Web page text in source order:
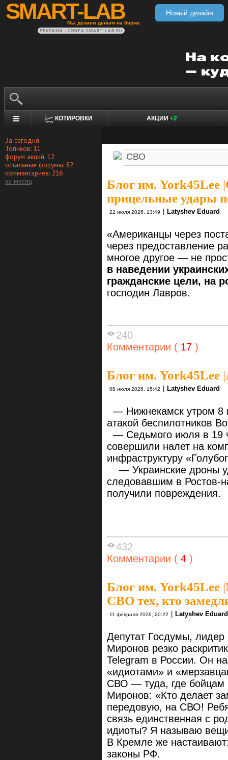
SMART-LAB
Мы делаем деньги на бирже
Новый дизайн
РЕКЛАМА • CONFA.SMART-LAB.RU
КОТИРОВКИ АКЦИИ +2
За сегодня
Топиков: 11
форум акций: 12
остальные форумы: 82
комментариев: 216
за месяц
Блог им. York45Lee |
прицельные удары
22 июля 2026, 13:49 Latyshev Eduard
«Американцы через
через предоставление
многое другое — не
в наведении
гражданские цели, на
господин Лавров.
240
Комментарии ( 17 )
Блог им. York45Lee |
08 июля 2026, 15:42 | Latyshev Eduard
— Нижнекамск утром 8
атакой беспилотников
— Седьмого июля в 19
совершили налет на
инфраструктуру
— Украинские дроны
следовавшим в Ростов-
получили повреждения.
432
Комментарии ( 4 )
Блог им. York45Lee |
СВО тех, кто
11 февраля 2026, 20:22 Latyshev Eduard
Депутат Госдумы,
Миронов резко
Telegram в России. Он
«идиотами» и
СВО — туда, где бойцам
Миронов: «Кто делает
передовую, на СВО!
связь единственная с
идиоты? Я называю
В Кремле же
законы РФ.